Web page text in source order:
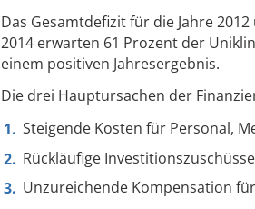
Das Gesamtdefizit für die Jahre
2014 erwarten 61 Prozent der
einem positiven Jahresergebnis.
Die drei Hauptursachen der
Steigende Kosten für Personal,
Rückläufige
Unzureichende Kompensation